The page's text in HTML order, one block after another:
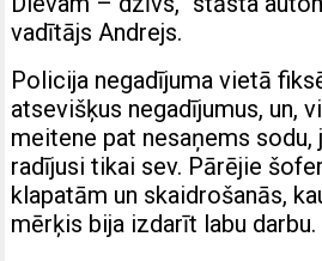
vadītājs Andrejs.
Policija negadījuma vietā
atsevišķus negadījumus, un,
meitene pat nesaņems sodu,
radījusi tikai sev. Pārējie
klapatām un skaidrošanās,
mērķis bija izdarīt labu darbu.